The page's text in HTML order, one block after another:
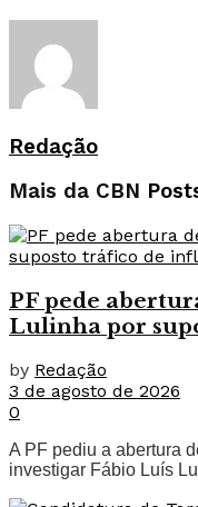
Redação
Mais da CBN
PF pede
Lulinha por
by Redação
3 de agosto de 2026
0
A PF pediu a abertura
investigar Fábio Luís